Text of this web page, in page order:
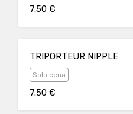
7.50 €
TRIPORTEUR NIPPLE
Solo cena
7.50 €